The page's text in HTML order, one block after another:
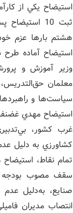
استيضاح يکي از
ثبت 10
استيضاح آماده
وزير آموزش و
معلمان
سياست‌ها و
استيضاح مهدي
غرب کشور،
کشاورزي به دليل
تمام نقاط،
سقف مصوب بودجه و
انتصاب مديران